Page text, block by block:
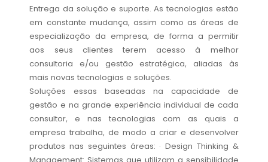
Entrega da solução e suporte. As tecnologias estão
em constante mudança, assim como as áreas de
especialização da empresa, de forma a permitir
aos seus clientes terem acesso à melhor
consultoria e/ou gestão estratégica, aliadas às
mais novas tecnologias e soluções.
Soluções essas baseadas na capacidade de
gestão e na grande experiência individual de cada
consultor, e nas tecnologias com as quais a
empresa trabalha, de modo a criar e desenvolver
produtos nas seguintes áreas: · Design Thinking &